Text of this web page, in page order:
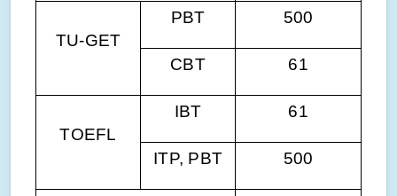
TU-GET
PBT 500
CBT 61
TOEFL
IBT 61
ITP, PBT 500